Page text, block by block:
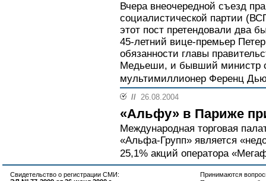
Вчера внеочередной съезд
социалистической партии
этот пост претендовали два
45-летний вице-премьер
обязанности главы
Медьеши, и бывший министр
мультимиллионер Ференц
// 26.08.2004
«Альфу» в Париже
Международная торговая
«Альфа-Групп» является
25,1% акций оператора
Свидетельство о регистрации СМИ:
Принимаются